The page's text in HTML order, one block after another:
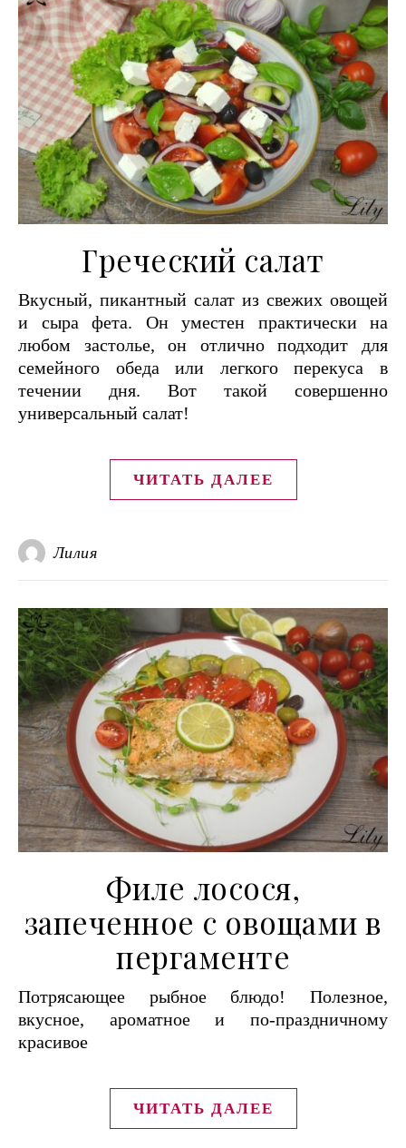
Греческий салат
Вкусный, пикантный салат из свежих овощей
и сыра фета. Он уместен практически на
любом застолье, он отлично подходит для
семейного обеда или легкого перекуса в
течении дня. Вот такой совершенно
универсальный салат!
ЧИТАТЬ ДАЛЕЕ
Лилия
Филе лосося,
запеченное с овощами в
пергаменте
Потрясающее рыбное блюдо! Полезное,
вкусное, ароматное и по-праздничному
красивое
ЧИТАТЬ ДАЛЕЕ